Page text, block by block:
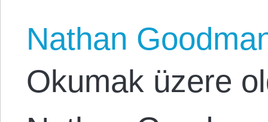
Nathan
Okumak üzere